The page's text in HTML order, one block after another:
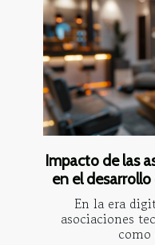
Impacto de las
en el
En la era
asociaciones
como